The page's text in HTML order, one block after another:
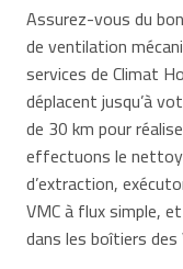
Assurez-vous du
de ventilation
services de Climat
déplacent jusqu’à
de 30 km pour
effectuons le
d’extraction,
VMC à flux simple,
dans les boîtiers